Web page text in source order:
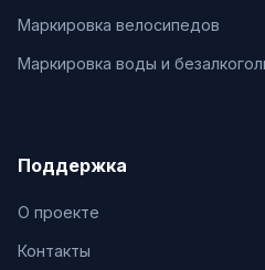
Маркировка велосипедов
Маркировка воды и
Поддержка
О проекте
Контакты